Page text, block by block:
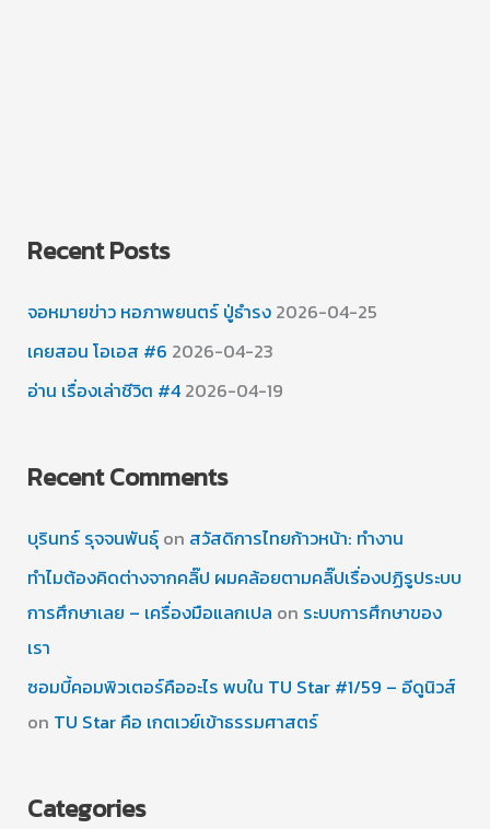
Recent Posts
จอหมายข่าว หอภาพยนตร์ ปู่ธำรง 2026-04-25
เคยสอน โอเอส #6 2026-04-23
อ่าน เรื่องเล่าชีวิต #4 2026-04-19
Recent Comments
บุรินทร์ รุจจนพันธุ์on สวัสดิการไทยก้าวหน้า: ทำงาน
ทำไมต้องคิดต่างจากคลิ๊ป ผมคล้อยตามคลิ๊ปเรื่องปฏิรูประบบ
การศึกษาเลย – เครื่องมือแลกเปล on ระบบการศึกษาของ
เรา
ซอมบี้คอมพิวเตอร์คืออะไร พบใน TU Star #1/59 – อีดูนิวส์
on TU Star คือ เกตเวย์เข้าธรรมศาสตร์
Categories